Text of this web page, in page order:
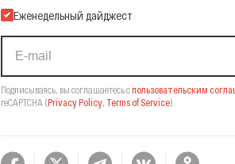
Еженедельный дайджест
Подписываясь, вы соглашаетесь спользовательским
reCAPTCHA (Privacy Policy, Terms of Service).